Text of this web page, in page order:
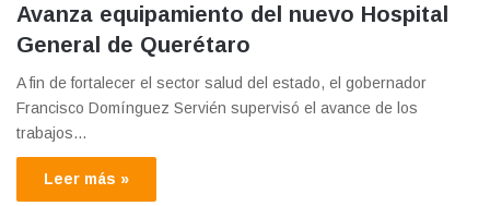
Avanza equipamiento del nuevo Hospital
General de Querétaro
A fin de fortalecer el sector salud del estado, el gobernador
Francisco Domínguez Servién supervisó el avance de los
trabajos…
Leer más »